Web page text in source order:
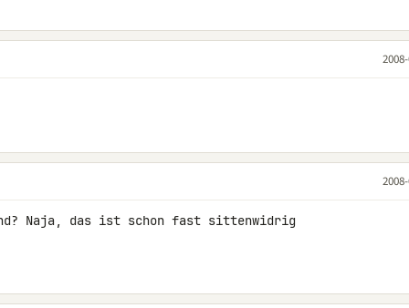
Naja, das ist schon fast sittenwidrig